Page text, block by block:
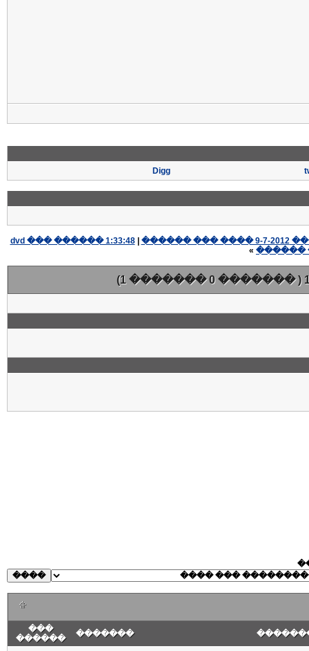
Digg
| ������ ��� ���� 9-7-2012
������
»
( ������� 0 ������� 1)
�������
���
������